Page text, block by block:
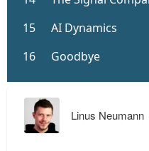
Linus Neumann